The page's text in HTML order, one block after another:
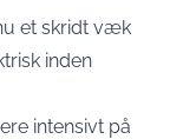
et skridt væk
inden
intensivt på